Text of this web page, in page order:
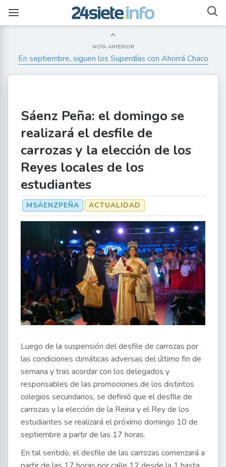
NOTA ANTERIOR
En septiembre, siguen los Superdías con Ahorrá Chaco
Sáenz Peña: el domingo se
realizará el desfile de
carrozas y la elección de los
Reyes locales de los
estudiantes
MSÁENZPEÑA ACTUALIDAD
Luego de la suspensión del desfile de carrozas por
las condiciones climáticas adversas del último fin de
semana y tras acordar con los delegados y
responsables de las promociones de los distintos
colegios secundarios, se definió que el desfile de
carrozas y la elección de la Reina y el Rey de los
estudiantes se realizará el próximo domingo 10 de
septiembre a partir de las 17 horas.
En tal sentido, el desfile de las carrozas comenzará a